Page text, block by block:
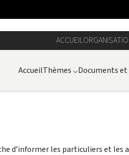
ACCUEIL
AccueilThèmes ⌵Documents
d’informer les particuliers et